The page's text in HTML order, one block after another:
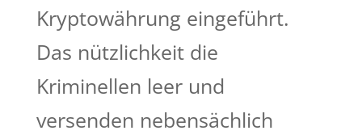
Kryptowährung eingeführt.
Das nützlichkeit die
Kriminellen leer und
versenden nebensächlich